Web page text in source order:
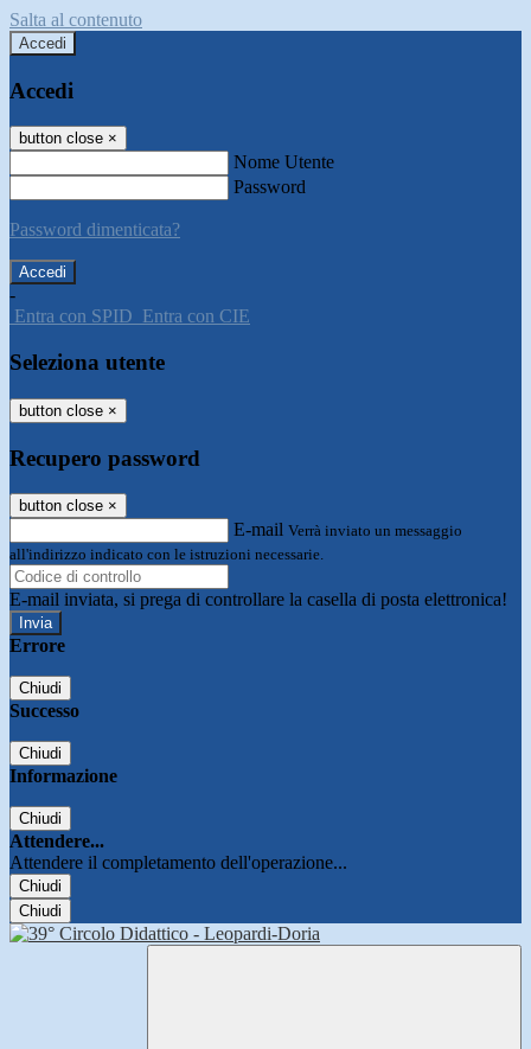
Salta al contenuto
Accedi
Accedi
button close ×
Nome Utente
Password
Password dimenticata?
-
Entra con SPID Entra con CIE
Seleziona utente
button close ×
Recupero password
button close ×
E-mail Verrà inviato un messaggio
all'indirizzo indicato con le istruzioni necessarie.
E-mail inviata, si prega di controllare la casella di posta elettronica!
Errore
Chiudi
Successo
Chiudi
Informazione
Chiudi
Attendere...
Attendere il completamento dell'operazione...
Chiudi
Chiudi